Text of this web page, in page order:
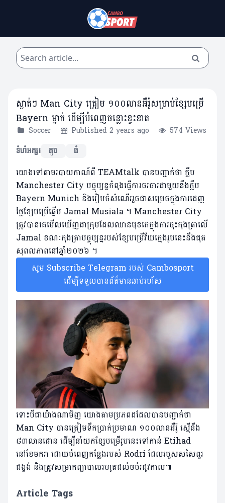
ស្ងាត់ៗ Man City ត្រៀម ១០០លានអឺរ៉ូសម្រាប់ខ្សែបម្រើ
Bayern ម្នាក់ ដើម្បីបំពេញចន្លោះខ្វះខាត
Soccer Published 2 years ago
574 Views
ទំហំអក្សរ
តូច ធំ
យោងទៅតាមរបាយកាណ៍ពី TEAMtalk បានបញ្ជាក់ថា ក្លឹប
Manchester City បច្ចុប្បន្នកំពុងធ្វើការចរចារជាមួយនឹងក្លឹប
Bayern Munich និងរៀបចំសំណើររួចជាសម្រេចក្នុងការដេញ
ថ្លៃខ្សែបម្រើឆ្នើម Jamal Musiala ។ Manchester City
ត្រូវបានគេមើលឃើញជាក្រុមដែលឈានមុខគេក្នុងការចុះកុងត្រាលើ
Jamal ខណៈកុងត្រាបច្ចុប្បន្នរបស់ខ្សែបម្រើវ័យក្មេងរូបនេះនឹងផុត
សុពលភាពនៅឆ្នាំ២០២៦ ។
សូម Subscribe Telegram របស់ Cambosport
ដើម្បីទទួលបានព័ត៌មានឆាប់រហ័ស
ទោះបីជាយ៉ាងណាមិញ យោងតាមប្រភពដដែលបានបញ្ជាក់ថា
Man City បានត្រៀមទឹកប្រាក់ប្រមាណ ១០០លានអឺរ៉ូ ស្មើនឹង
៨៣លានផោន ដើម្បីនាំយកខ្សែបម្រើរូបនេះទៅកាន់ Etihad
នៅខែមករា ដោយបំពេញកន្លែងរបស់ Rodri ដែលរបួសសសៃពួរ
ជង្គង់ និងត្រូវសម្រាកព្យាបាលរហូតដល់ចប់រដូវកាល៕
Article Tags